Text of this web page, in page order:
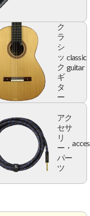
ク
ラ
シ
ッ
ク
ギ
タ
ー
classic
guitar
アク
セサ
リ
ー・
パー
ツ